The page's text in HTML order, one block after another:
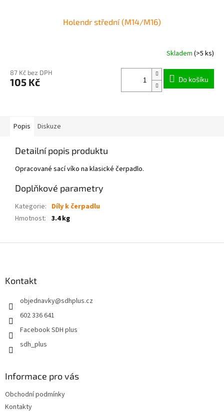
Holendr střední (M14/M16)
Skladem (>5 ks)
87 Kč bez DPH
105 Kč Do košíku
Popis Diskuze
Detailní popis produktu
Opracované sací víko na klasické čerpadlo.
Doplňkové parametry
Kategorie: Díly k čerpadlu
Hmotnost: 3.4 kg
Kontakt
objednavky@sdhplus.cz
602 336 641
Facebook SDH plus
sdh_plus
Informace pro vás
Obchodní podmínky
Kontakty